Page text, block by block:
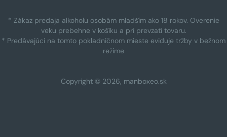
* Zákaz predaja alkoholu osobám mladším ako 18 rokov. Overenie
veku prebehne v košíku a pri prevzatí tovaru.
* Predávajúci na tomto pokladničnom mieste eviduje tržby v bežnom
režime
Copyright © 2026, manboxeo.sk